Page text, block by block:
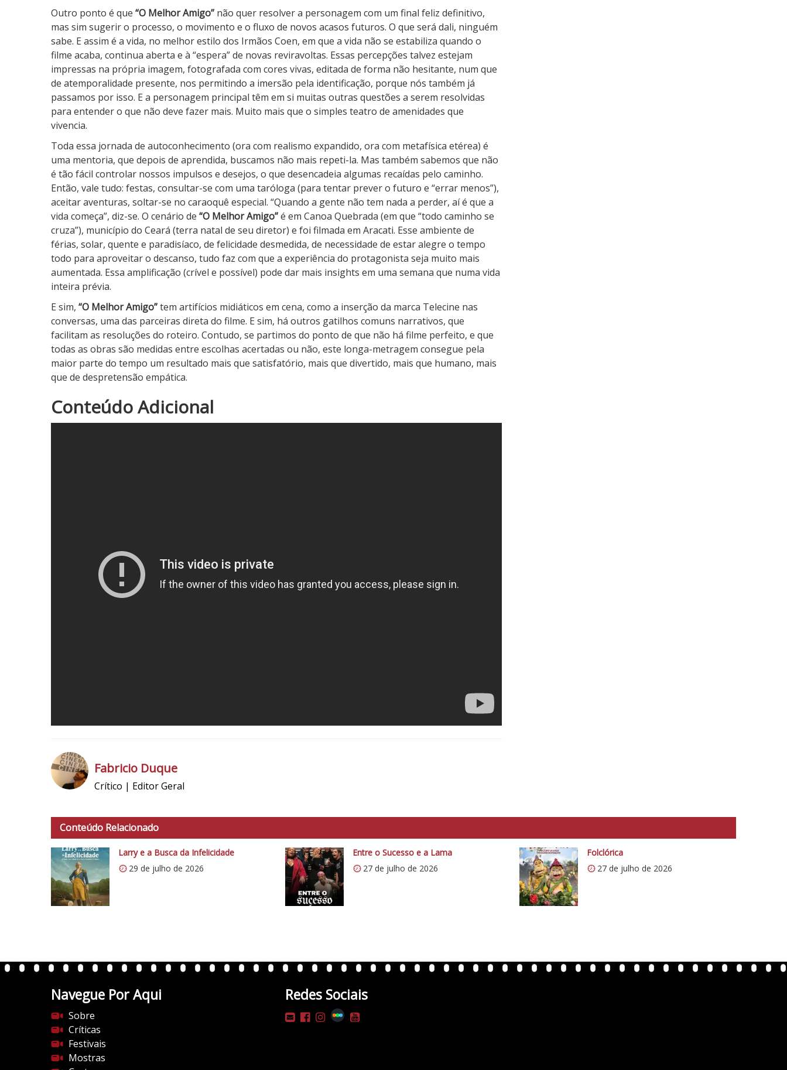
Outro ponto é que “O Melhor Amigo” não quer resolver a personagem com um final feliz definitivo,
mas sim sugerir o processo, o movimento e o fluxo de novos acasos futuros. O que será dali, ninguém
sabe. E assim é a vida, no melhor estilo dos Irmãos Coen, em que a vida não se estabiliza quando o
filme acaba, continua aberta e à “espera” de novas reviravoltas. Essas percepções talvez estejam
impressas na própria imagem, fotografada com cores vivas, editada de forma não hesitante, num que
de atemporalidade presente, nos permitindo a imersão pela identificação, porque nós também já
passamos por isso. E a personagem principal têm em si muitas outras questões a serem resolvidas
para entender o que não deve fazer mais. Muito mais que o simples teatro de amenidades que
vivencia.
Toda essa jornada de autoconhecimento (ora com realismo expandido, ora com metafísica etérea) é
uma mentoria, que depois de aprendida, buscamos não mais repeti-la. Mas também sabemos que não
é tão fácil controlar nossos impulsos e desejos, o que desencadeia algumas recaídas pelo caminho.
Então, vale tudo: festas, consultar-se com uma taróloga (para tentar prever o futuro e “errar menos”),
aceitar aventuras, soltar-se no caraoquê especial. “Quando a gente não tem nada a perder, aí é que a
vida começa”, diz-se. O cenário de “O Melhor Amigo”é em Canoa Quebrada (em que “todo caminho se
cruza”), município do Ceará (terra natal de seu diretor) e foi filmada em Aracati. Esse ambiente de
férias, solar, quente e paradisíaco, de felicidade desmedida, de necessidade de estar alegre o tempo
todo para aproveitar o descanso, tudo faz com que a experiência do protagonista seja muito mais
aumentada. Essa amplificação (crível e possível) pode dar mais insights em uma semana que numa vida
inteira prévia.
E sim, “O Melhor Amigo”tem artifícios midiáticos em cena, como a inserção da marca Telecine nas
conversas, uma das parceiras direta do filme. E sim, há outros gatilhos comuns narrativos, que
facilitam as resoluções do roteiro. Contudo, se partimos do ponto de que não há filme perfeito, e que
todas as obras são medidas entre escolhas acertadas ou não, este longa-metragem consegue pela
maior parte do tempo um resultado mais que satisfatório, mais que divertido, mais que humano, mais
que de despretensão empática.
N
o
Conteúdo Adicional
p
:
/
/
i
p
c
m
/
v
e
Fabricio Duque
Crítico | Editor Geral
Conteúdo Relacionado
Larry e a Busca da Infelicidade
29 de julho de 2026
Entre o Sucesso e a Lama
27 de julho de 2026
Folclórica
27 de julho de 2026
Navegue Por Aqui
Sobre
Críticas
Festivais
Mostras
Redes Sociais